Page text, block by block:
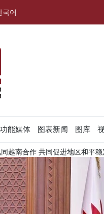
국어
能媒体 图表新闻 图库
越南合作 共同促进地区和平